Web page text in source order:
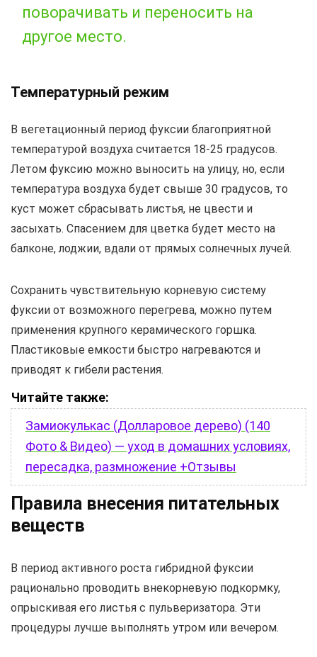
поворачивать и переносить на
другое место.
Температурный режим
В вегетационный период фуксии благоприятной
температурой воздуха считается 18-25 градусов.
Летом фуксию можно выносить на улицу, но, если
температура воздуха будет свыше 30 градусов, то
куст может сбрасывать листья, не цвести и
засыхать. Спасением для цветка будет место на
балконе, лоджии, вдали от прямых солнечных лучей.
Сохранить чувствительную корневую систему
фуксии от возможного перегрева, можно путем
применения крупного керамического горшка.
Пластиковые емкости быстро нагреваются и
приводят к гибели растения.
Читайте также:
Замиокулькас (Долларовое дерево) (140
Фото & Видео) — уход в домашних условиях,
пересадка, размножение +Отзывы
Правила внесения питательных
веществ
В период активного роста гибридной фуксии
рационально проводить внекорневую подкормку,
опрыскивая его листья с пульверизатора. Эти
процедуры лучше выполнять утром или вечером.